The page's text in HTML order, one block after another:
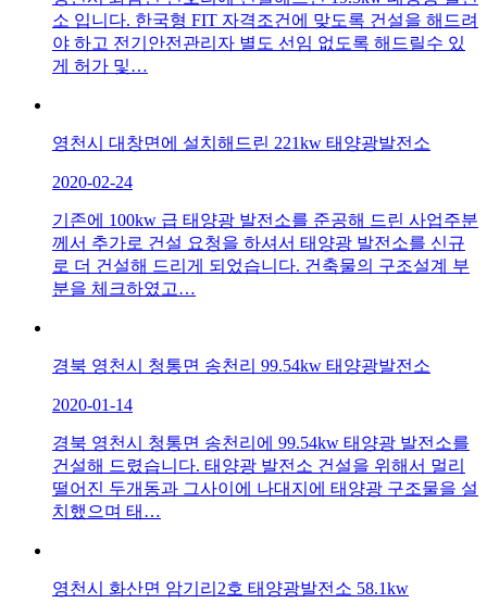
소 입니다. 한국형 FIT 자격조건에 맞도록 건설을 해드려
야 하고 전기안전관리자 별도 선임 없도록 해드릴수 있
게 허가 및…
영천시 대창면에 설치해드린 221kw 태양광발전소
2020-02-24
기존에 100kw 급 태양광 발전소를 준공해 드린 사업주분
께서 추가로 건설 요청을 하셔서 태양광 발전소를 신규
로 더 건설해 드리게 되었습니다. 건축물의 구조설계 부
분을 체크하였고…
경북 영천시 청통면 송천리 99.54kw 태양광발전소
2020-01-14
경북 영천시 청통면 송천리에 99.54kw 태양광 발전소를
건설해 드렸습니다. 태양광 발전소 건설을 위해서 멀리
떨어진 두개동과 그사이에 나대지에 태양광 구조물을 설
치했으며 태…
영천시 화산면 암기리2호 태양광발전소 58.1kw